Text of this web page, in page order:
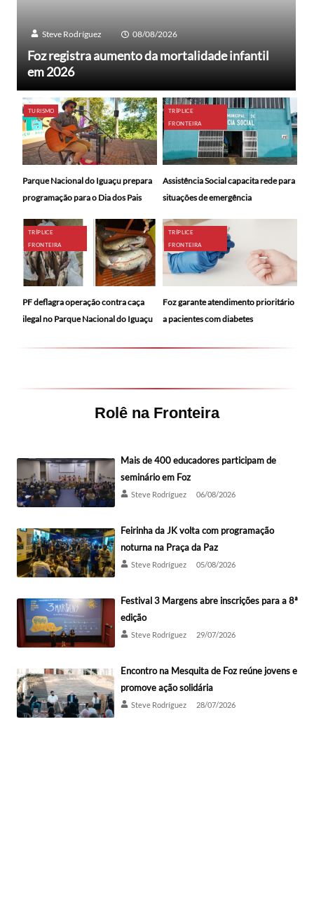
Steve Rodríguez 08/08/2026
Foz registra aumento da mortalidade infantil
em 2026
TURISMO
Parque Nacional do Iguaçu prepara
programação para o Dia dos Pais
TRÍPLICE
FRONTEIRA
Assistência Social capacita rede para
situações de emergência
TRÍPLICE
FRONTEIRA
PF deflagra operação contra caça
ilegal no Parque Nacional do Iguaçu
TRÍPLICE
FRONTEIRA
Foz garante atendimento prioritário
a pacientes com diabetes
Rolê na Fronteira
Mais de 400 educadores participam de
seminário em Foz
Steve Rodríguez 06/08/2026
Feirinha da JK volta com programação
noturna na Praça da Paz
Steve Rodríguez 05/08/2026
Festival 3 Margens abre inscrições para a 8ª
edição
Steve Rodríguez 29/07/2026
Encontro na Mesquita de Foz reúne jovens e
promove ação solidária
Steve Rodríguez 28/07/2026